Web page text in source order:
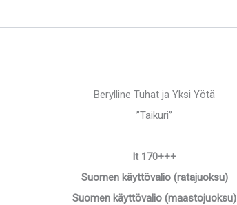
Berylline Tuhat ja Yksi Yötä
”Taikuri”
lt 170+++
Suomen käyttövalio (ratajuoksu)
Suomen käyttövalio (maastojuoksu)